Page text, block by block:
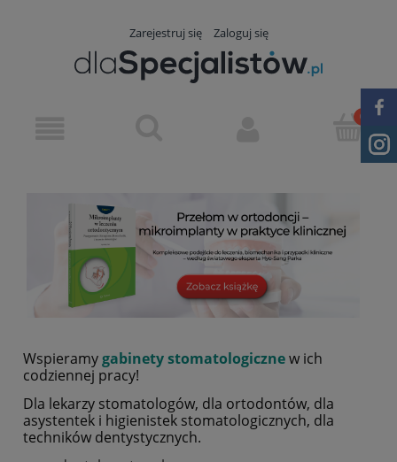
Zarejestruj się Zaloguj się
Wspieramygabinety stomatologicznew ich
codziennej pracy!
Dla lekarzy stomatologów, dla ortodontów, dla
asystentek i higienistek stomatologicznych, dla
techników dentystycznych.